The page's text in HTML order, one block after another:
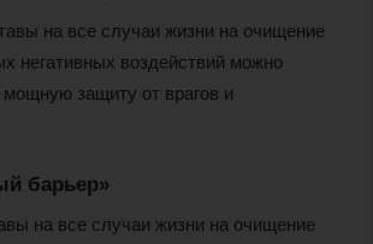
на все случаи жизни на очищение
негативных воздействий можно
мощную защиту от врагов и
барьер»